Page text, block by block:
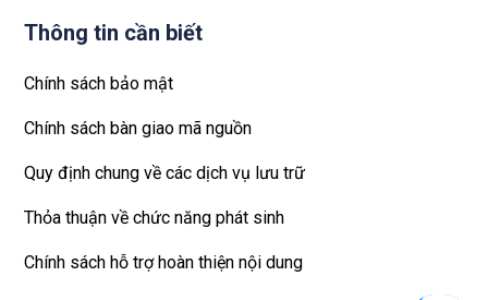
Thông tin cần biết
Chính sách bảo mật
Chính sách bàn giao mã nguồn
Quy định chung về các dịch vụ lưu trữ
Thỏa thuận về chức năng phát sinh
Chính sách hỗ trợ hoàn thiện nội dung